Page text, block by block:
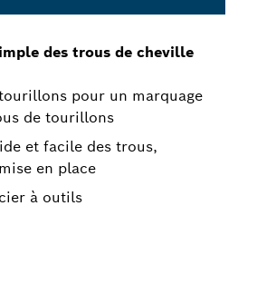
des trous de cheville
pour un marquage
de tourillons
et facile des trous,
en place
à outils